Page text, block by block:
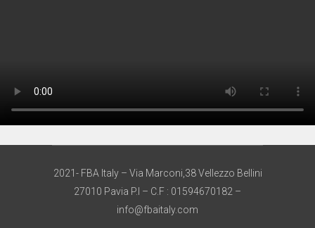
2021- FBA Italy – Via Marconi,38 Vellezzo Bellini
27010 Pavia P.I – C.F : 01594670182 –
info@fbaitaly.com